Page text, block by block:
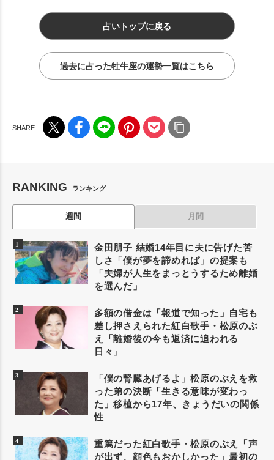
占いトップに戻る
過去に占った牡牛座の運勢一覧はこちら
RANKING ランキング
週間 月間
金田朋子 結婚14年目に夫に告げた苦
しさ「僕が夢を諦めれば」の提案も
「夫婦が人生をまっとうするため離婚
を選んだ」
多額の借金は「報道で知った」自宅も
差し押さえられた紅白歌手・松原のぶ
え「離婚後の今も返済に追われる
日々」
「僕の腎臓あげるよ」松原のぶえを救
った弟の決断「生きる意味が変わっ
た」移植から17年、きょうだいの関係
性
重篤だった紅白歌手・松原のぶえ「声
が出ず、顔色もおかしかった」最初の